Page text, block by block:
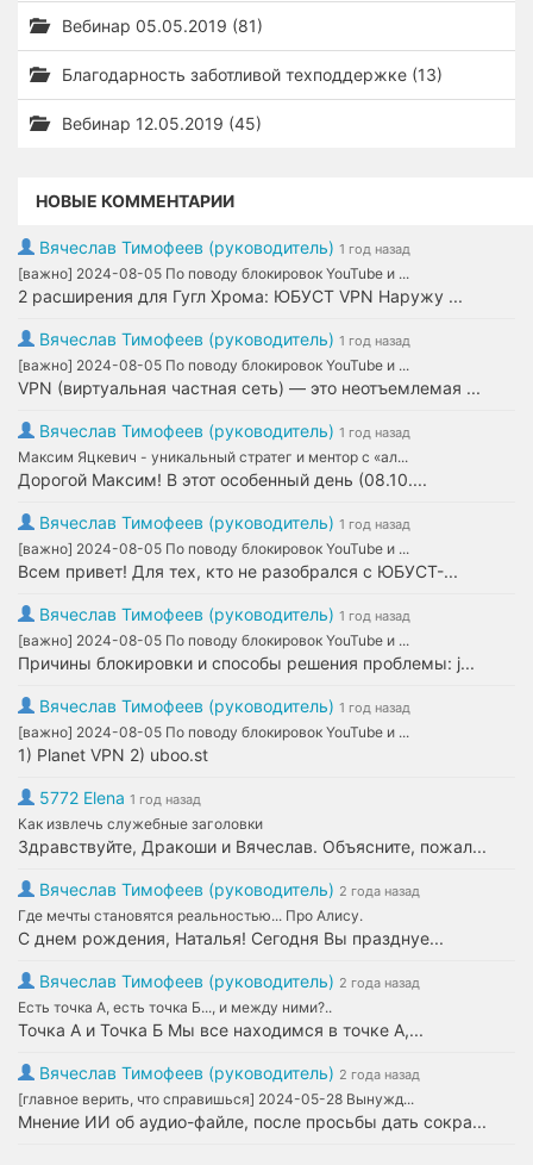
Вебинар 05.05.2019 (81)
Благодарность заботливой техподдержке (13)
Вебинар 12.05.2019 (45)
НОВЫЕ КОММЕНТАРИИ
Вячеслав Тимофеев (руководитель) 1 год назад
[важно] 2024-08-05 По поводу блокировок YouTube и ...
2 расширения для Гугл Хрома: ЮБУСТ VPN Наружу ...
Вячеслав Тимофеев (руководитель) 1 год назад
[важно] 2024-08-05 По поводу блокировок YouTube и ...
VPN (виртуальная частная сеть) — это неотъемлемая ...
Вячеслав Тимофеев (руководитель) 1 год назад
Максим Яцкевич - уникальный стратег и ментор с «ал...
Дорогой Максим! В этот особенный день (08.10....
Вячеслав Тимофеев (руководитель) 1 год назад
[важно] 2024-08-05 По поводу блокировок YouTube и ...
Всем привет! Для тех, кто не разобрался с ЮБУСТ-...
Вячеслав Тимофеев (руководитель) 1 год назад
[важно] 2024-08-05 По поводу блокировок YouTube и ...
Причины блокировки и способы решения проблемы: j...
Вячеслав Тимофеев (руководитель) 1 год назад
[важно] 2024-08-05 По поводу блокировок YouTube и ...
1) Planet VPN 2) uboo.st
5772 Elena 1 год назад
Как извлечь служебные заголовки
Здравствуйте, Дракоши и Вячеслав. Объясните, пожал...
Вячеслав Тимофеев (руководитель) 2 года назад
Где мечты становятся реальностью... Про Алису.
С днем рождения, Наталья! Сегодня Вы празднуе...
Вячеслав Тимофеев (руководитель) 2 года назад
Есть точка А, есть точка Б..., и между ними?..
Точка А и Точка Б Мы все находимся в точке А,...
Вячеслав Тимофеев (руководитель) 2 года назад
[главное верить, что справишься] 2024-05-28 Вынужд...
Мнение ИИ об аудио-файле, после просьбы дать сокра...